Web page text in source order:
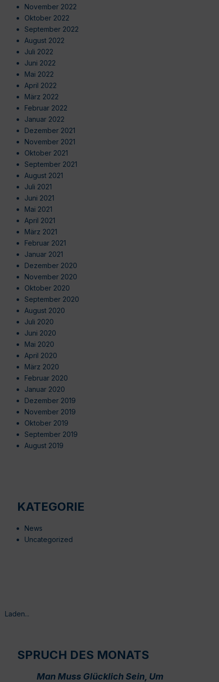
November 2022
Oktober 2022
September 2022
August 2022
Juli 2022
Juni 2022
Mai 2022
April 2022
März 2022
Februar 2022
Januar 2022
Dezember 2021
November 2021
Oktober 2021
September 2021
August 2021
Juli 2021
Juni 2021
Mai 2021
April 2021
März 2021
Februar 2021
Januar 2021
Dezember 2020
November 2020
Oktober 2020
September 2020
August 2020
Juli 2020
Juni 2020
Mai 2020
April 2020
März 2020
Februar 2020
Januar 2020
Dezember 2019
November 2019
Oktober 2019
September 2019
August 2019
KATEGORIE
News
Uncategorized
Laden...
SPRUCH DES MONATS
Man Muss Glücklich Sein, Um